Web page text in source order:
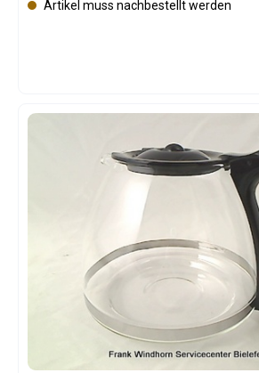
Artikel muss nachbestellt werden